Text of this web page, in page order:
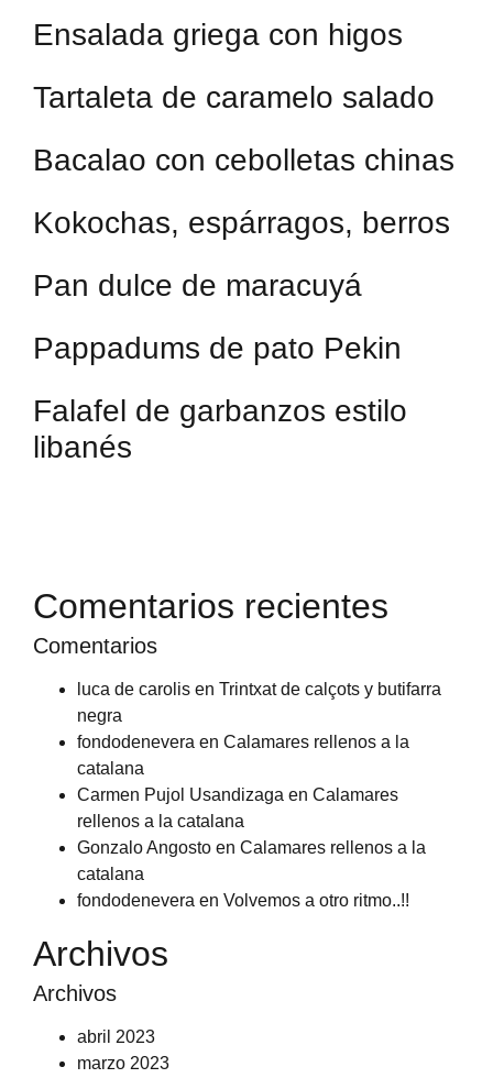
Ensalada griega con higos
Tartaleta de caramelo salado
Bacalao con cebolletas chinas
Kokochas, espárragos, berros
Pan dulce de maracuyá
Pappadums de pato Pekin
Falafel de garbanzos estilo
libanés
Comentarios recientes
Comentarios
luca de carolis en Trintxat de calçots y butifarra
negra
fondodenevera en Calamares rellenos a la
catalana
Carmen Pujol Usandizaga en Calamares
rellenos a la catalana
Gonzalo Angosto en Calamares rellenos a la
catalana
fondodenevera en Volvemos a otro ritmo..!!
Archivos
Archivos
abril 2023
marzo 2023